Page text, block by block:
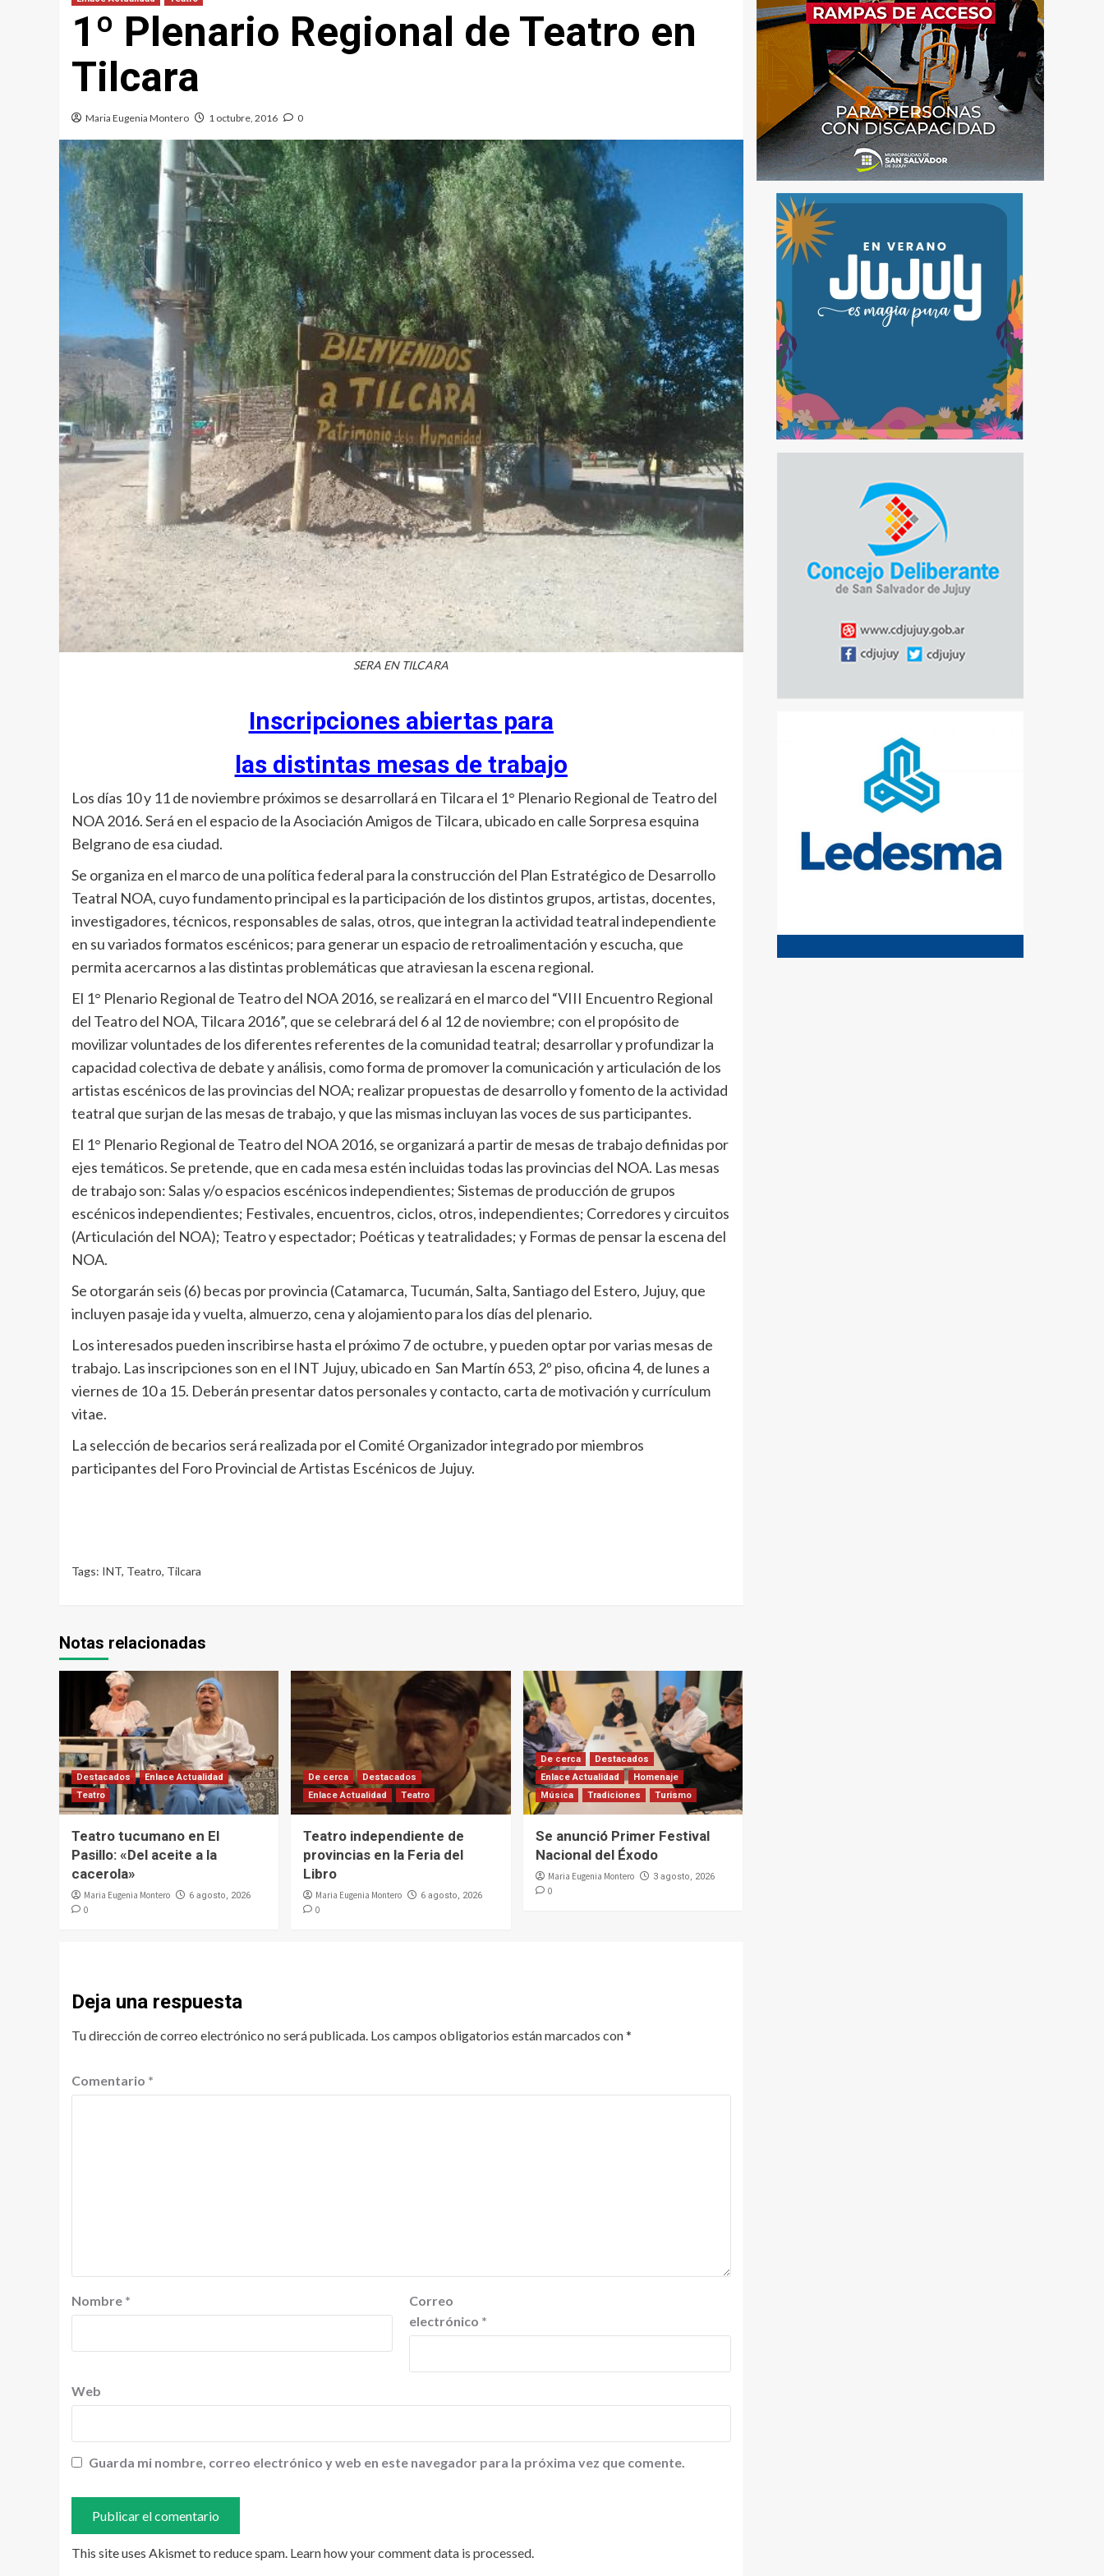
1º Plenario Regional de Teatro en
Tilcara
Maria Eugenia Montero 1 octubre, 2016 0
SERA EN TILCARA
Inscripciones abiertas para
las distintas mesas de trabajo
Los días 10 y 11 de noviembre próximos se desarrollará en Tilcara el 1° Plenario Regional de Teatro del
NOA 2016. Será en el espacio de la Asociación Amigos de Tilcara, ubicado en calle Sorpresa esquina
Belgrano de esa ciudad.
Se organiza en el marco de una política federal para la construcción del Plan Estratégico de Desarrollo
Teatral NOA, cuyo fundamento principal es la participación de los distintos grupos, artistas, docentes,
investigadores, técnicos, responsables de salas, otros, que integran la actividad teatral independiente
en su variados formatos escénicos; para generar un espacio de retroalimentación y escucha, que
permita acercarnos a las distintas problemáticas que atraviesan la escena regional.
El 1° Plenario Regional de Teatro del NOA 2016, se realizará en el marco del “VIII Encuentro Regional
del Teatro del NOA, Tilcara 2016”, que se celebrará del 6 al 12 de noviembre; con el propósito de
movilizar voluntades de los diferentes referentes de la comunidad teatral; desarrollar y profundizar la
capacidad colectiva de debate y análisis, como forma de promover la comunicación y articulación de los
artistas escénicos de las provincias del NOA; realizar propuestas de desarrollo y fomento de la actividad
teatral que surjan de las mesas de trabajo, y que las mismas incluyan las voces de sus participantes.
El 1° Plenario Regional de Teatro del NOA 2016, se organizará a partir de mesas de trabajo definidas por
ejes temáticos. Se pretende, que en cada mesa estén incluidas todas las provincias del NOA. Las mesas
de trabajo son: Salas y/o espacios escénicos independientes; Sistemas de producción de grupos
escénicos independientes; Festivales, encuentros, ciclos, otros, independientes; Corredores y circuitos
(Articulación del NOA); Teatro y espectador; Poéticas y teatralidades; y Formas de pensar la escena del
NOA.
Se otorgarán seis (6) becas por provincia (Catamarca, Tucumán, Salta, Santiago del Estero, Jujuy, que
incluyen pasaje ida y vuelta, almuerzo, cena y alojamiento para los días del plenario.
Los interesados pueden inscribirse hasta el próximo 7 de octubre, y pueden optar por varias mesas de
trabajo. Las inscripciones son en el INT Jujuy, ubicado en San Martín 653, 2º piso, oficina 4, de lunes a
viernes de 10 a 15. Deberán presentar datos personales y contacto, carta de motivación y currículum
vitae.
La selección de becarios será realizada por el Comité Organizador integrado por miembros
participantes del Foro Provincial de Artistas Escénicos de Jujuy.
Tags: INT, Teatro, Tilcara
Notas relacionadas
Destacados
Enlace Actualidad
Teatro
Teatro tucumano en El
Pasillo: «Del aceite a la
cacerola»
Maria Eugenia Montero 6 agosto, 2026
0
De cerca
Destacados
Enlace Actualidad
Teatro
Teatro independiente de
provincias en la Feria del
Libro
Maria Eugenia Montero 6 agosto, 2026
0
De cerca
Destacados
Enlace Actualidad
Homenaje
Música
Tradiciones Turismo
Se anunció Primer Festival
Nacional del Éxodo
Maria Eugenia Montero 3 agosto, 2026
0
Deja una respuesta
Tu dirección de correo electrónico no será publicada. Los campos obligatorios están marcados con*
Comentario *
Nombre *
Correo
electrónico *
Web
Guarda mi nombre, correo electrónico y web en este navegador para la próxima vez que comente.
This site uses Akismet to reduce spam. Learn how your comment data is processed.